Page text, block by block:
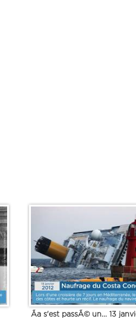
Ãa s'est passÃ© un... 13